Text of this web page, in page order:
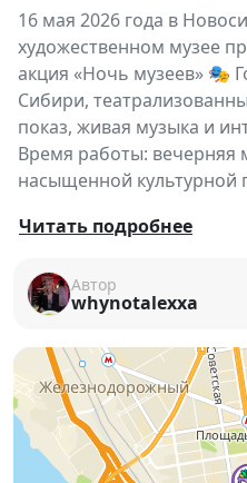
16 мая 2026 года в
художественном музее
акция «Ночь музеев» 🎭
Сибири,
показ, живая музыка и
Время работы: вечерняя
насыщенной культурной
🌙 В рамках «Ночи музеев
представит масштабную
истории и культуре
жанрами и поколениями.
✨ Главные акценты
раскрывающие
его современное
Читать подробнее
Автор
whynotalexxa